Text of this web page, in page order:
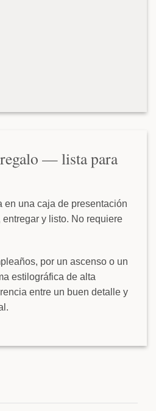
— lista para
en una caja de presentación
y listo. No requiere
por un ascenso o un
estilográfica de alta
entre un buen detalle y